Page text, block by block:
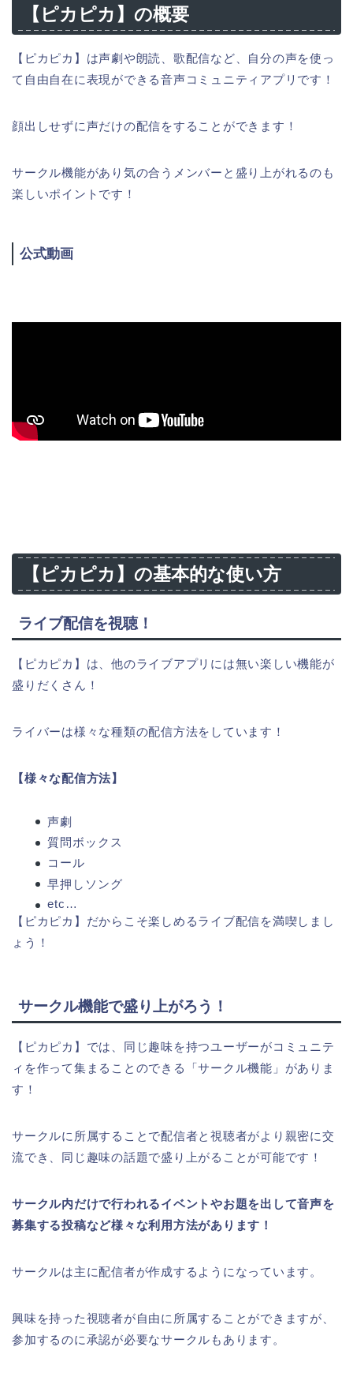
【ピカピカ】 の概要
【ピカピカ】は声劇や朗読、歌配信など、自分の声を使っ
て自由自在に表現ができる音声コミュニティアプリです！
顔出しせずに声だけの配信をすることができます！
サークル機能があり気の合うメンバーと盛り上がれるのも
楽しいポイントです！
公式動画
【ピカピカ】の基本的な使い方
ライブ配信を視聴！
【ピカピカ】は、他のライブアプリには無い楽しい機能が
盛りだくさん！
ライバーは様々な種類の配信方法をしています！
【様々な配信方法】
声劇
質問ボックス
コール
早押しソング
etc…
【ピカピカ】だからこそ楽しめるライブ配信を満喫しまし
ょう！
サークル機能で盛り上がろう！
【ピカピカ】では、同じ趣味を持つユーザーがコミュニテ
ィを作って集まることのできる「サークル機能」がありま
す！
サークルに所属することで配信者と視聴者がより親密に交
流でき、同じ趣味の話題で盛り上がることが可能です！
サークル内だけで行われるイベントやお題を出して音声を
募集する投稿など様々な利用方法があります！
サークルは主に配信者が作成するようになっています。
興味を持った視聴者が自由に所属することができますが、
参加するのに承認が必要なサークルもあります。